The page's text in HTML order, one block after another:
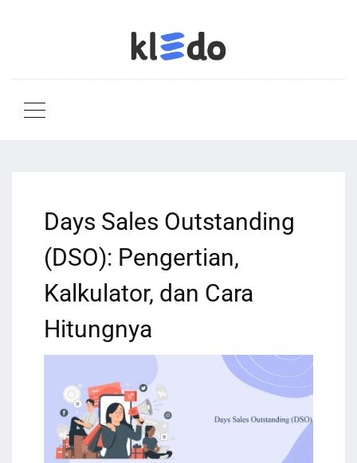
Days Sales Outstanding
(DSO): Pengertian,
Kalkulator, dan Cara
Hitungnya